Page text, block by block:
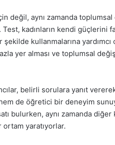
değil, aynı zamanda
kadınların kendi güçlerini
kullanmalarına yardımcı
yer alması ve toplumsal
belirli sorulara yanıt
de öğretici bir deneyim
bulurken, aynı zamanda diğer
yaratıyorlar.